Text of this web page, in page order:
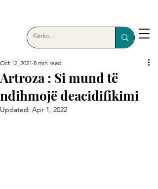
Artroza : Si mund të
ndihmojë deacidifikimi
Oct 12, 2021 8 min read
Updated: Apr 1, 2022